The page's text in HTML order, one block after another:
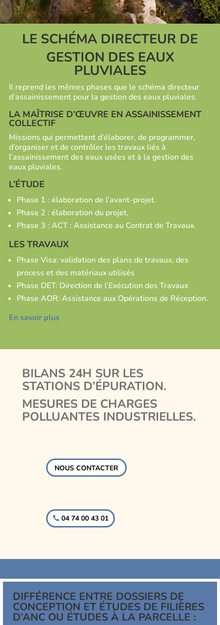
LE SCHÉMA DIRECTEUR DE
GESTION DES EAUX
PLUVIALES
Il reprend les mêmes phases que le schéma directeur
d’assainissement pour la gestion des eaux pluviales.
LAMAÎTRISE D’ŒUVRE EN ASSAINISSEMENT
COLLECTIF
Missions qui permettent d’élaborer, de programmer,
d’organiser et de contrôler les travaux liés à
l’assainissement des eaux usées et à la gestion des
eaux pluviales.
L’ÉTUDE
Phase 1 : élaboration de l’avant-projet.
Phase 2 : élaboration du projet.
Phase 3 : ACT : Assistance au Contrat de Travaux.
LES TRAVAUX
Phase Visa: validation des plans de travaux, des
process et des matériaux utilisés
Phase DET: Direction de l’Exécution des Travaux
Phase AOR: Assistance aux Opérations de Réception.
En savoir plus
BILANS 24H SUR LES
STATIONS D’ÉPURATION.
MESURES DE CHARGES
POLLUANTES INDUSTRIELLES.
NOUS CONTACTER
04 74 00 43 01
DIFFÉRENCE ENTRE DOSSIERS DE
CONCEPTION ET ÉTUDES DE FILIÈRES
D’ANC OU ÉTUDES À LA PARCELLE :